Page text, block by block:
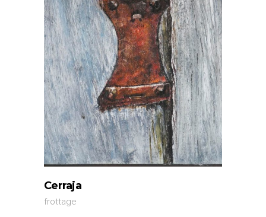
Cerraja
frottage